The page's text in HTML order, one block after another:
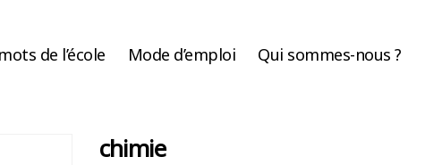
de l’école Mode d’emploi Qui sommes-nous ?
chimie